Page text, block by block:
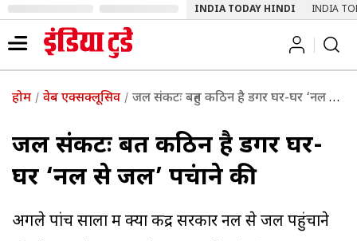
INDIA TODAY HINDI INDIA
होम वेब एक्सक्लूसिव जल संकटः बहुत कठिन है डगर घर-घर ‘नल से जल’ पहुंचाने की
जल संकटः बहुत कठिन है डगर घर-
घर ‘नल से जल’ पहुंचाने की
अगले पांच सालों में क्या केंद्र सरकार नल से जल पहुंचाने